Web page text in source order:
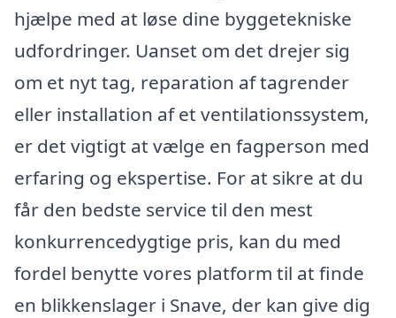
hjælpe med at løse dine byggetekniske
udfordringer. Uanset om det drejer sig
om et nyt tag, reparation af tagrender
eller installation af et ventilationssystem,
er det vigtigt at vælge en fagperson med
erfaring og ekspertise. For at sikre at du
får den bedste service til den mest
konkurrencedygtige pris, kan du med
fordel benytte vores platform til at finde
en blikkenslager i Snave, der kan give dig